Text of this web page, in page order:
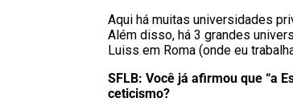
Aqui há muitas universidades
Além disso, há 3 grandes
Luiss em Roma (onde eu
SFLB: Você já afirmou que “a
ceticismo?